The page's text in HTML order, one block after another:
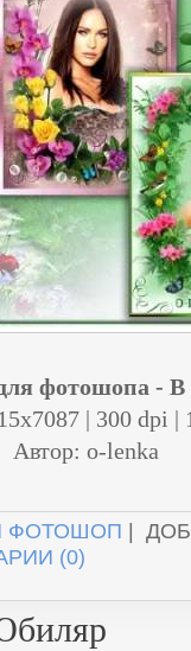
фотошопа - В
| 300 dpi |
Автор: o-lenka
ФОТОШОП |
(0)